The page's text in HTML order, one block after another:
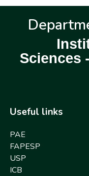
Sciences
Useful links
PAE
FAPESP
USP
ICB